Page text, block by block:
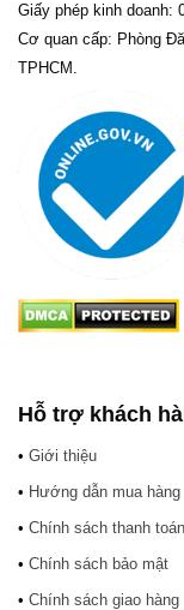
Giấy phép kinh doanh:
Cơ quan cấp: Phòng
TPHCM.
Hỗ trợ khách
• Giới thiệu
• Hướng dẫn mua hàng
• Chính sách thanh toán
• Chính sách bảo mật
• Chính sách giao hàng